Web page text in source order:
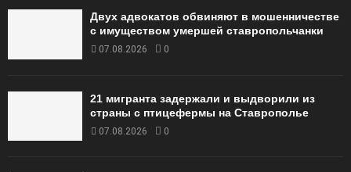
Двух адвокатов обвиняют в мошенничестве
с имуществом умершей ставропольчанки
07.08.2026 0
21 мигранта задержали и выдворили из
страны с птицефермы на Ставрополье
07.08.2026 0